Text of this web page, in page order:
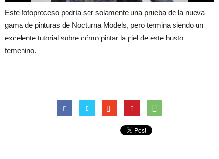
Este fotoproceso podría ser solamente una prueba de la nueva
gama de pinturas de Nocturna Models, pero termina siendo un
excelente tutorial sobre cómo pintar la piel de este busto
femenino.